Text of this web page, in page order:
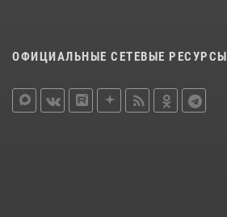
ОФИЦИАЛЬНЫЕ СЕТЕВЫЕ РЕСУРСЫ